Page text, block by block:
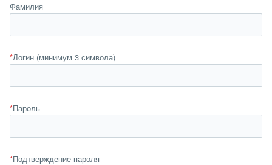
Фамилия
*Логин (минимум 3 символа)
*Пароль
*Подтверждение пароля